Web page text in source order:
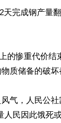
完成钢产量
的惨重代价结
质储备的破坏
气，人民公社
人民因此饿死